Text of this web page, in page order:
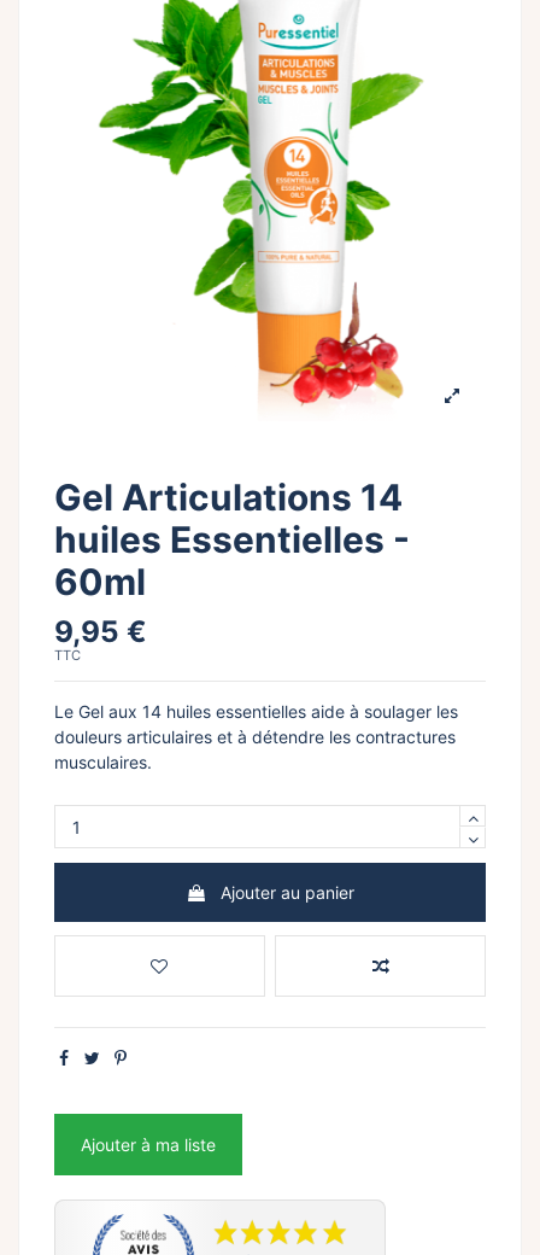
Gel Articulations 14
huiles Essentielles -
60ml
9,95 €
TTC
Le Gel aux 14 huiles essentielles aide à soulager les
douleurs articulaires et à détendre les contractures
musculaires.
Ajouter au panier
Ajouter à ma liste